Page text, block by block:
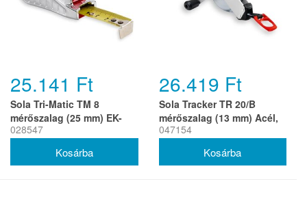
25.141 Ft
Sola Tri-Matic TM 8
mérőszalag (25 mm) EK-
osztály 1 (r)
028547
26.419 Ft
Sola Tracker TR 20/B
mérőszalag (13 mm) Acél,
Multifunkciós akasztó, EK-
047154